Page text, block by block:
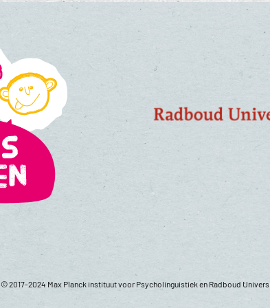
© 2017-2024 Max Planck instituut voor Psycholinguistiek en Radboud